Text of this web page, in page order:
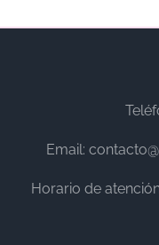
Email:
Horario de